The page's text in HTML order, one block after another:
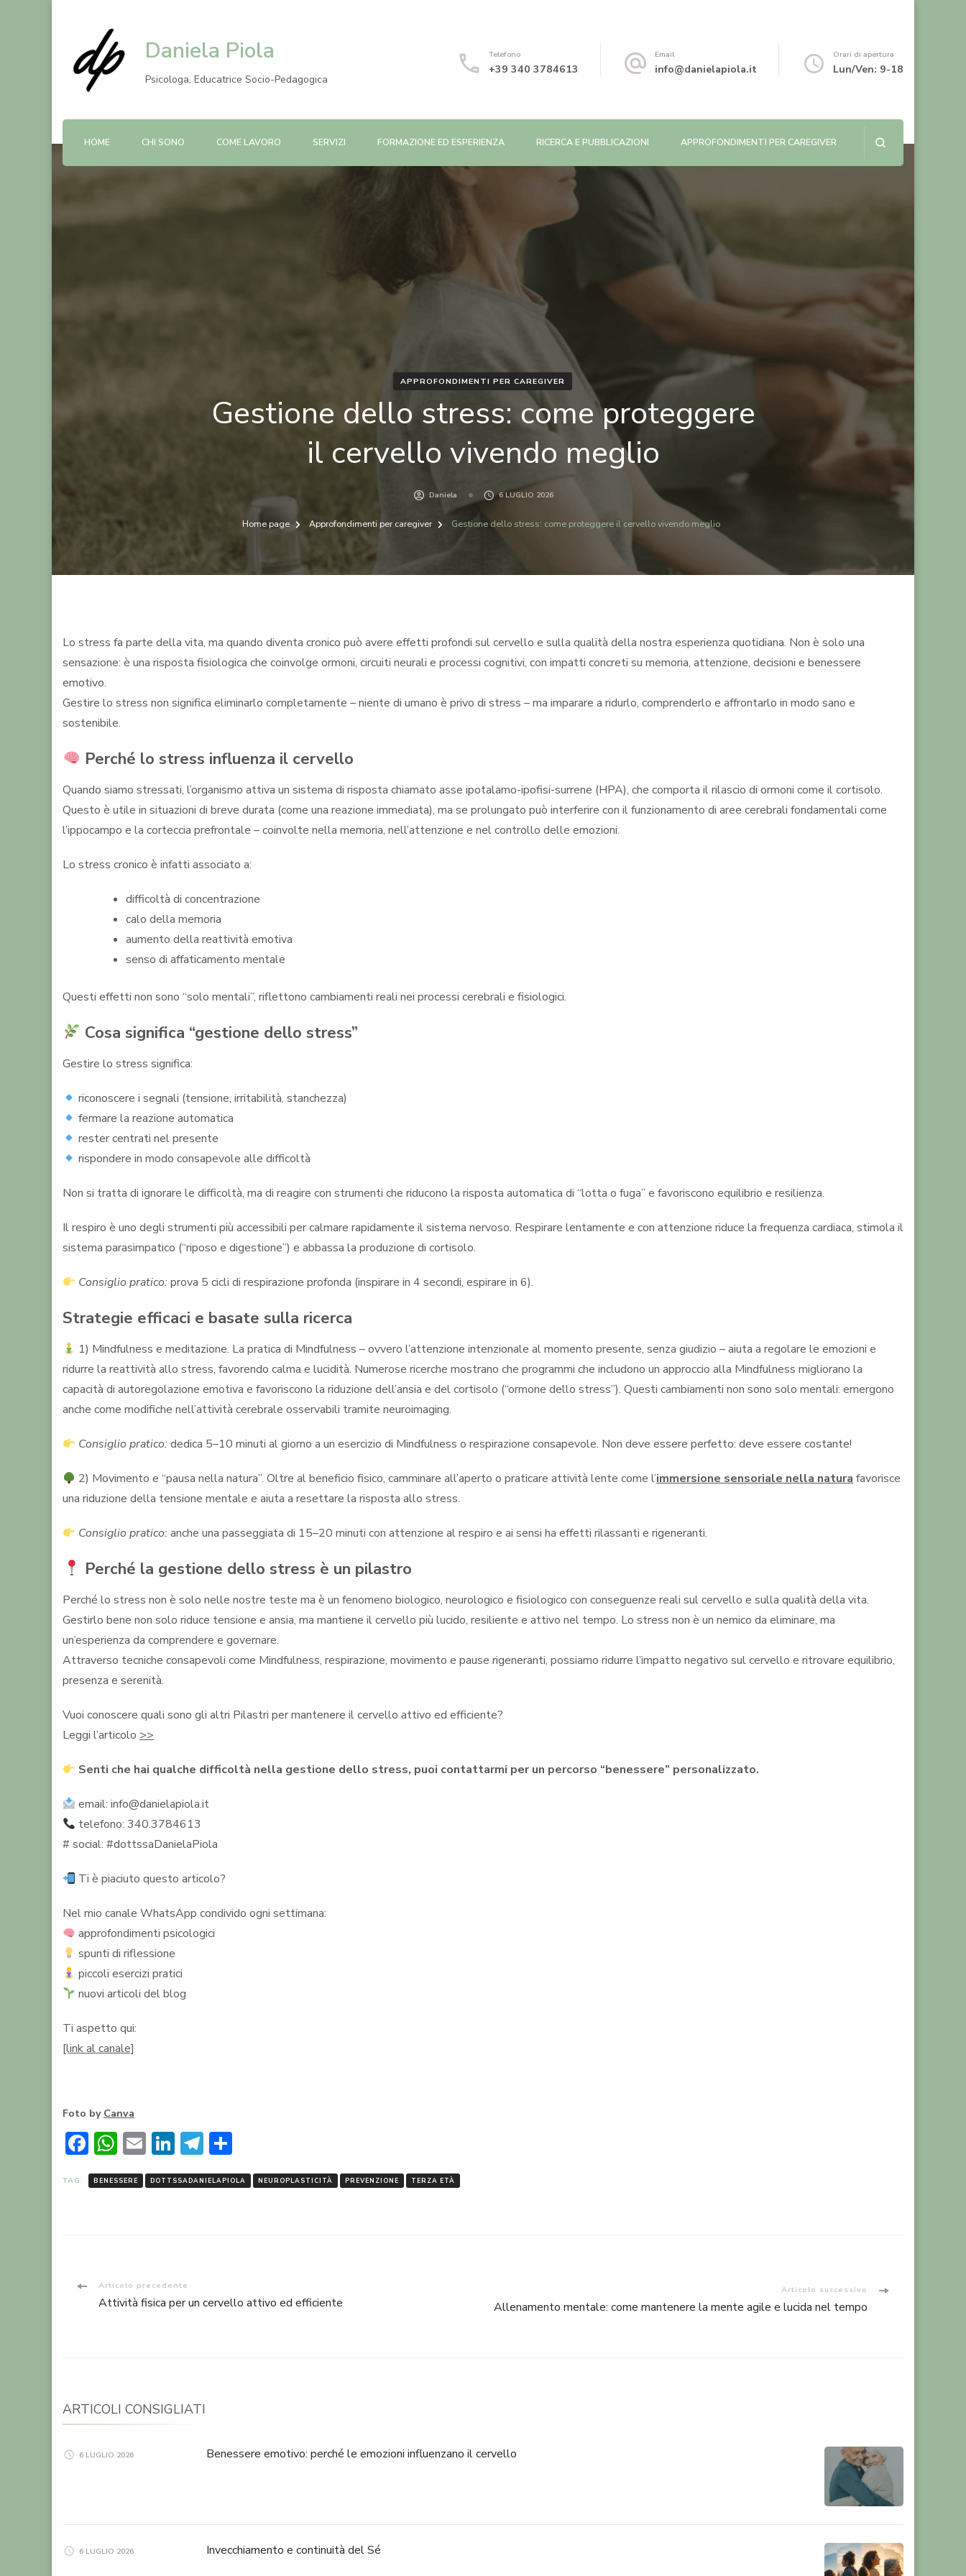
Daniela Piola
Psicologa, Educatrice Socio-Pedagogica
Telefono
+39 340 3784613
Email
info@danielapiola.it
Orari di apertura
Lun/Ven: 9-18
HOME CHI SONO COME LAVORO SERVIZI FORMAZIONE ED ESPERIENZA RICERCA E PUBBLICAZIONI APPROFONDIMENTI PER CAREGIVER
APPROFONDIMENTI PER CAREGIVER
Gestione dello stress: come proteggere
il cervello vivendo meglio
Daniela 6 LUGLIO 2026
Home page Approfondimenti per caregiver Gestione dello stress: come proteggere il cervello vivendo meglio
Lo stress fa parte della vita, ma quando diventa cronico può avere effetti profondi sul cervello e sulla qualità della nostra esperienza quotidiana. Non è solo una
sensazione: è una risposta fisiologica che coinvolge ormoni, circuiti neurali e processi cognitivi, con impatti concreti su memoria, attenzione, decisioni e benessere
emotivo.
Gestire lo stress non significa eliminarlo completamente – niente di umano è privo di stress – ma imparare a ridurlo, comprenderlo e affrontarlo in modo sano e
sostenibile.
Perché lo stress influenza il cervello
Quando siamo stressati, l’organismo attiva un sistema di risposta chiamato asse ipotalamo-ipofisi-surrene (HPA), che comporta il rilascio di ormoni come il cortisolo.
Questo è utile in situazioni di breve durata (come una reazione immediata), ma se prolungato può interferire con il funzionamento di aree cerebrali fondamentali come
l’ippocampo e la corteccia prefrontale – coinvolte nella memoria, nell’attenzione e nel controllo delle emozioni.
Lo stress cronico è infatti associato a:
difficoltà di concentrazione
calo della memoria
aumento della reattività emotiva
senso di affaticamento mentale
Questi effetti non sono “solo mentali”, riflettono cambiamenti reali nei processi cerebrali e fisiologici.
Cosa significa “gestione dello stress”
Gestire lo stress significa:
riconoscere i segnali (tensione, irritabilità, stanchezza)
fermare la reazione automatica
rester centrati nel presente
rispondere in modo consapevole alle difficoltà
Non si tratta di ignorare le difficoltà, ma di reagire con strumenti che riducono la risposta automatica di “lotta o fuga” e favoriscono equilibrio e resilienza.
Il respiro è uno degli strumenti più accessibili per calmare rapidamente il sistema nervoso. Respirare lentamente e con attenzione riduce la frequenza cardiaca, stimola il
sistema parasimpatico (“riposo e digestione”) e abbassa la produzione di cortisolo.
Consiglio pratico:prova 5 cicli di respirazione profonda (inspirare in 4 secondi, espirare in 6).
Strategie efficaci e basate sulla ricerca
1) Mindfulness e meditazione. La pratica di Mindfulness – ovvero l’attenzione intenzionale al momento presente, senza giudizio – aiuta a regolare le emozioni e
ridurre la reattività allo stress, favorendo calma e lucidità. Numerose ricerche mostrano che programmi che includono un approccio alla Mindfulness migliorano la
capacità di autoregolazione emotiva e favoriscono la riduzione dell’ansia e del cortisolo (“ormone dello stress”). Questi cambiamenti non sono solo mentali: emergono
anche come modifiche nell’attività cerebrale osservabili tramite neuroimaging.
Consiglio pratico:dedica 5–10 minuti al giorno a un esercizio di Mindfulness o respirazione consapevole. Non deve essere perfetto: deve essere costante!
2) Movimento e “pausa nella natura”. Oltre al beneficio fisico, camminare all’aperto o praticare attività lente come l’immersione sensoriale nella natura favorisce
una riduzione della tensione mentale e aiuta a resettare la risposta allo stress.
Consiglio pratico:anche una passeggiata di 15–20 minuti con attenzione al respiro e ai sensi ha effetti rilassanti e rigeneranti.
Perché la gestione dello stress è un pilastro
Perché lo stress non è solo nelle nostre teste ma è un fenomeno biologico, neurologico e fisiologico con conseguenze reali sul cervello e sulla qualità della vita.
Gestirlo bene non solo riduce tensione e ansia, ma mantiene il cervello più lucido, resiliente e attivo nel tempo. Lo stress non è un nemico da eliminare, ma
un’esperienza da comprendere e governare.
Attraverso tecniche consapevoli come Mindfulness, respirazione, movimento e pause rigeneranti, possiamo ridurre l’impatto negativo sul cervello e ritrovare equilibrio,
presenza e serenità.
Vuoi conoscere quali sono gli altri Pilastri per mantenere il cervello attivo ed efficiente?
Leggi l’articolo >>
Senti che hai qualche difficoltà nella gestione dello stress, puoi contattarmi per un percorso “benessere” personalizzato.
email: info@danielapiola.it
telefono: 340.3784613
# social: #dottssaDanielaPiola
Ti è piaciuto questo articolo?
Nel mio canale WhatsApp condivido ogni settimana:
approfondimenti psicologici
spunti di riflessione
piccoli esercizi pratici
nuovi articoli del blog
Ti aspetto qui:
[link al canale]
Foto by Canva
Facebook
WhatsApp
EmailLinkedIn
Telegram
TAG: BENESSERE DOTTSSADANIELAPIOLA NEUROPLASTICITÀ PREVENZIONE TERZA ETÀ
Navigazione
Articolo precedente
Attività fisica per un cervello attivo ed efficiente
Articolo successivo
Allenamento mentale: come mantenere la mente agile e lucida nel tempo
ARTICOLI CONSIGLIATI
6 LUGLIO 2026 Benessere emotivo: perché le emozioni influenzano il cervello
6 LUGLIO 2026 Invecchiamento e continuità del Sé